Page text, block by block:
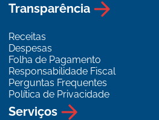
Transparência
Receitas
Despesas
Folha de Pagamento
Responsabilidade Fiscal
Perguntas Frequentes
Política de Privacidade
Serviços